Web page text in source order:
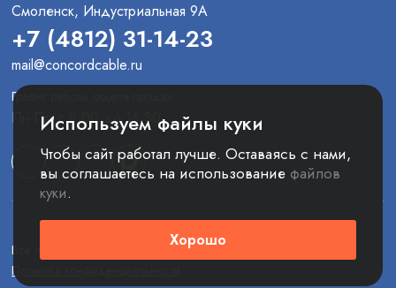
Смоленск, Индустриальная 9А
+7 (4812) 31-14-23
mail@concordcable.ru
График работы отдела продаж
Пн-Пт: с 8:00 до 16:30
Все права защищены. © 2025 ООО «Конкорд»
Политика конфиденциальности
Используем файлы куки
Чтобы сайт работал лучше. Оставаясь с нами,
вы соглашаетесь на использование файлов
куки.
Хорошо